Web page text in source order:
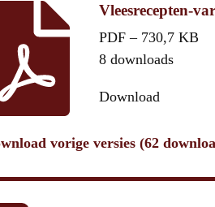
Vleesrecepten-
PDF – 730,7 KB
8 downloads
Download
vorige versies (62